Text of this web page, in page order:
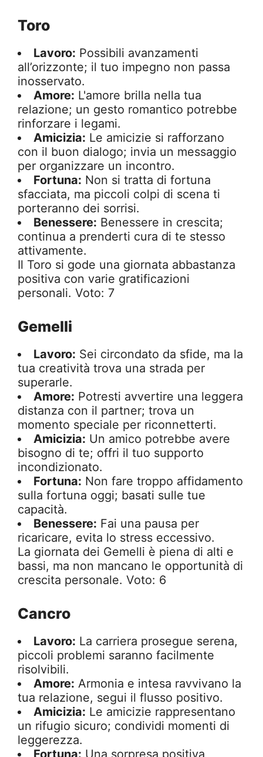
Toro
Lavoro: Possibili avanzamenti
all’orizzonte; il tuo impegno non passa
inosservato.
Amore: L'amore brilla nella tua
relazione; un gesto romantico potrebbe
rinforzare i legami.
Amicizia: Le amicizie si rafforzano
con il buon dialogo; invia un messaggio
per organizzare un incontro.
Fortuna: Non si tratta di fortuna
sfacciata, ma piccoli colpi di scena ti
porteranno dei sorrisi.
Benessere: Benessere in crescita;
continua a prenderti cura di te stesso
attivamente.
Il Toro si gode una giornata abbastanza
positiva con varie gratificazioni
personali. Voto: 7
Gemelli
Lavoro: Sei circondato da sfide, ma la
tua creatività trova una strada per
superarle.
Amore: Potresti avvertire una leggera
distanza con il partner; trova un
momento speciale per riconnetterti.
Amicizia: Un amico potrebbe avere
bisogno di te; offri il tuo supporto
incondizionato.
Fortuna: Non fare troppo affidamento
sulla fortuna oggi; basati sulle tue
capacità.
Benessere: Fai una pausa per
ricaricare, evita lo stress eccessivo.
La giornata dei Gemelli è piena di alti e
bassi, ma non mancano le opportunità di
crescita personale. Voto: 6
Cancro
Lavoro: La carriera prosegue serena,
piccoli problemi saranno facilmente
risolvibili.
Amore: Armonia e intesa ravvivano la
tua relazione, segui il flusso positivo.
Amicizia: Le amicizie rappresentano
un rifugio sicuro; condividi momenti di
leggerezza.
Fortuna: Una sorpresa positiva